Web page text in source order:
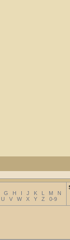
G H I J K L M
N
U V W X Y Z 0-9